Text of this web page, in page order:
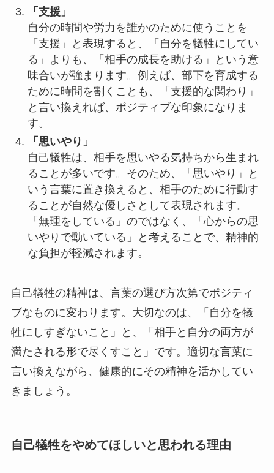
「支援」
自分の時間や労力を誰かのために使うことを
「支援」と表現すると、「自分を犠牲にしてい
る」よりも、「相手の成長を助ける」という意
味合いが強まります。例えば、部下を育成する
ために時間を割くことも、「支援的な関わり」
と言い換えれば、ポジティブな印象になりま
す。
「思いやり」
自己犠牲は、相手を思いやる気持ちから生まれ
ることが多いです。そのため、「思いやり」と
いう言葉に置き換えると、相手のために行動す
ることが自然な優しさとして表現されます。
「無理をしている」のではなく、「心からの思
いやりで動いている」と考えることで、精神的
な負担が軽減されます。
自己犠牲の精神は、言葉の選び方次第でポジティ
ブなものに変わります。大切なのは、「自分を犠
牲にしすぎないこと」と、「相手と自分の両方が
満たされる形で尽くすこと」です。適切な言葉に
言い換えながら、健康的にその精神を活かしてい
きましょう。
自己犠牲をやめてほしいと思われる理由